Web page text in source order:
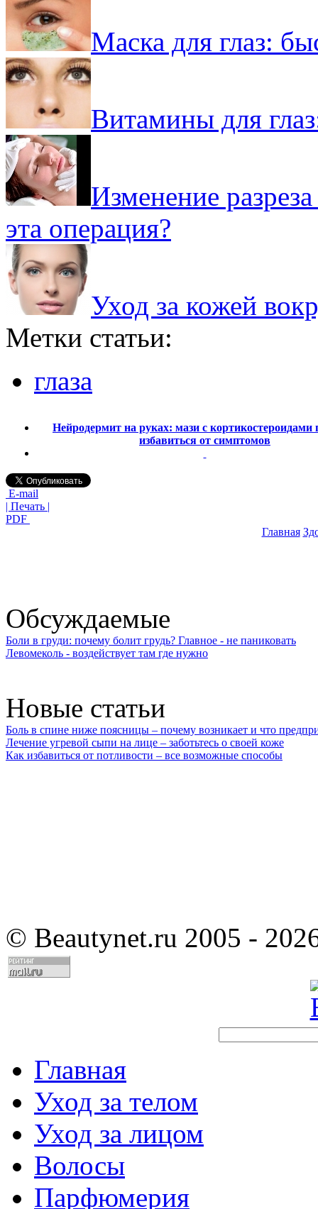
Маска для глаз:
Витамины для
Изменение
эта операция?
Уход за кожей
Метки статьи:
глаза
Нейродермит на руках: мази с кортикостероидами
избавиться от симптомов
E-mail
| Печать |
PDF
Главная
Обсуждаемые
Боли в груди: почему болит грудь? Главное - не паниковать
Левомеколь - воздействует там где нужно
Новые статьи
Боль в спине ниже поясницы – почему возникает и что
Лечение угревой сыпи на лице – заботьтесь о своей коже
Как избавиться от потливости – все возможные способы
© Beautynet.ru 2005 -
Главная
Уход за телом
Уход за лицом
Волосы
Парфюмерия